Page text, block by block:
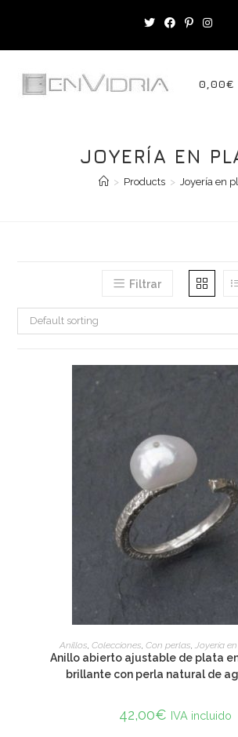
contenido
0,00€
JOYERÍA EN
> Products > Joyería en
Filtrar
Default sorting
ADD TO CART
Anillos, Colecciones, Con perlas, Joyería
Anillo abierto ajustable de plata
brillante con perla natural de
42,00€ IVA incluido